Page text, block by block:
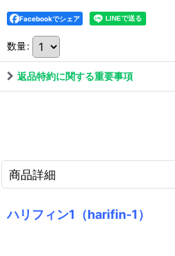
Facebookでシェア
数量:
返品特約に関する重要事項
商品詳細
ハリフィン1（harifin-1）